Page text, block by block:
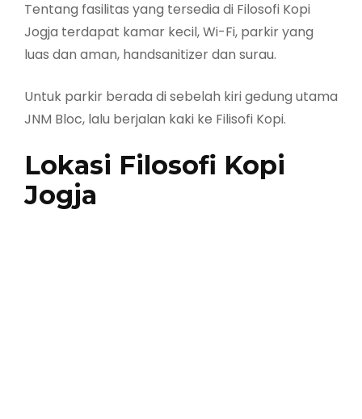
Tentang fasilitas yang tersedia di Filosofi Kopi
Jogja terdapat kamar kecil, Wi-Fi, parkir yang
luas dan aman, handsanitizer dan surau.
Untuk parkir berada di sebelah kiri gedung utama
JNM Bloc, lalu berjalan kaki ke Filisofi Kopi.
Lokasi Filosofi Kopi
Jogja